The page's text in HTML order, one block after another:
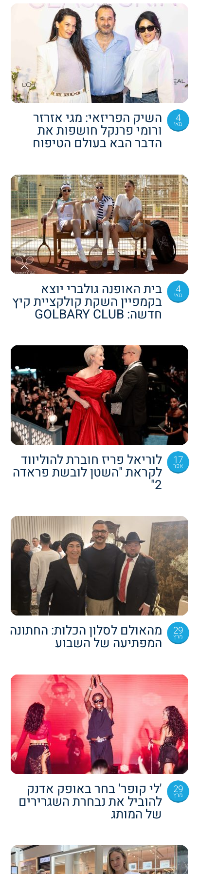
4
מאי השיק הפריזאי: מגי אזרזר
ורומי פרנקל חושפות את
הדבר הבא בעולם הטיפוח
4
מאי בית האופנה גולברי יוצא
בקמפיין השקת קולקציית קיץ
חדשה: GOLBARY CLUB
17
אפר לוריאל פריז חוברת להוליווד
לקראת "השטן לובשת פראדה
2"
29
מרץ מהאולם לסלון הכלות: החתונה
המפתיעה של השבוע
29
מרץ 'לי קופר' בחר באופק אדנק
להוביל את נבחרת השגרירים
של המותג